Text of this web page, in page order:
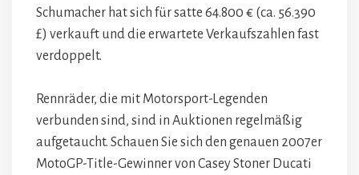
Schumacher hat sich für satte 64.800 € (ca. 56.390
£) verkauft und die erwartete Verkaufszahlen fast
verdoppelt.
Rennräder, die mit Motorsport-Legenden
verbunden sind, sind in Auktionen regelmäßig
aufgetaucht. Schauen Sie sich den genauen 2007er
MotoGP-Title-Gewinner von Casey Stoner Ducati